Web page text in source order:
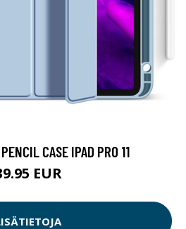
CASE IPAD PRO 11
EUR